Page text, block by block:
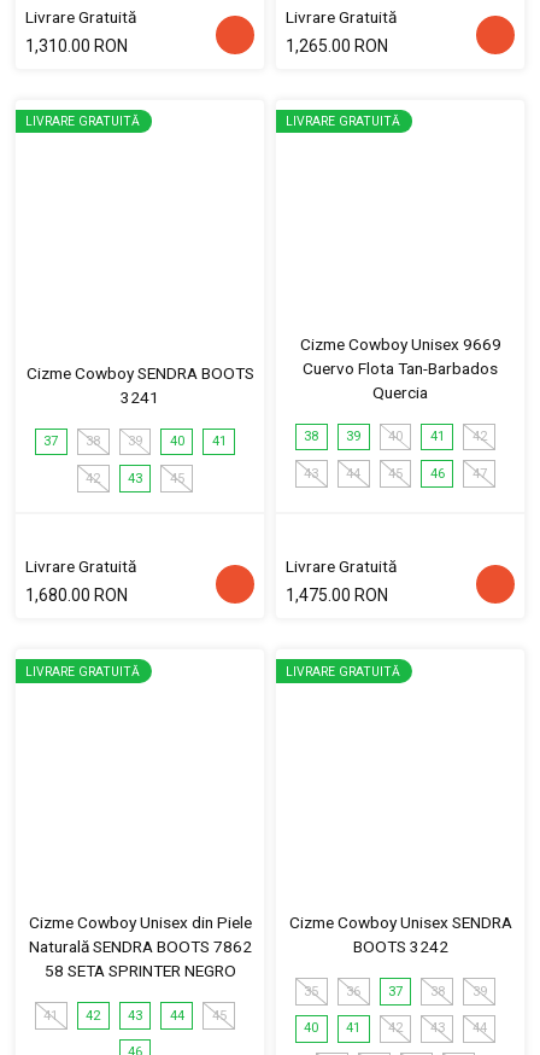
Livrare Gratuită
1,310.00 RON
Livrare Gratuită
1,265.00 RON
LIVRARE GRATUITĂ
Cizme Cowboy SENDRA BOOTS
3241
37 38 39 40 41
42 43 45
Livrare Gratuită
1,680.00 RON
LIVRARE GRATUITĂ
Cizme Cowboy Unisex 9669
Cuervo Flota Tan-Barbados
Quercia
38 39 40 41 42
43 44 45 46 47
Livrare Gratuită
1,475.00 RON
LIVRARE GRATUITĂ
Cizme Cowboy Unisex din Piele
Naturală SENDRA BOOTS 7862
58 SETA SPRINTER NEGRO
41 42 43 44 45
LIVRARE GRATUITĂ
Cizme Cowboy Unisex SENDRA
BOOTS 3242
35 36 37 38 39
40 41 42 43 44